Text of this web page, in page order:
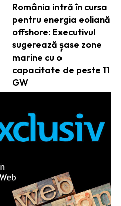
România intră în cursa
pentru energia eoliană
offshore: Executivul
sugerează șase zone
marine cu o
capacitate de peste 11
GW